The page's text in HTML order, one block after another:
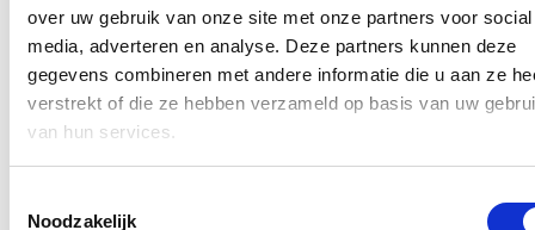
over uw gebruik van onze site met onze partners voor social
media, adverteren en analyse. Deze partners kunnen deze
gegevens combineren met andere informatie die u aan ze
verstrekt of die ze hebben verzameld op basis van uw
van hun services.
Noodzakelijk
Wat betreft lijn 16: Stad Gent draagt hiervoor 520.000 euro bij aan
de realisatie van een vaste buslijn tussen Gent-Zuid en de Johannes
Hartmanlaan. De resterende 580.000 euro wordt bijgepast vanuit het
restbudget Vervoer Op Maat van Vervoerregio Gent. Dus wij
hadden nog ongeveer 530000 euro. Op het moment dat wij die
nieuwe offertes krijgen van De Lijn, waarbij we in eerste instantie
van hen duidelijke signalen hadden gekregen dat we daarmee zowel
Lijn 16 als de shuttle in Mariakerke konden realiseren. Nu kregen